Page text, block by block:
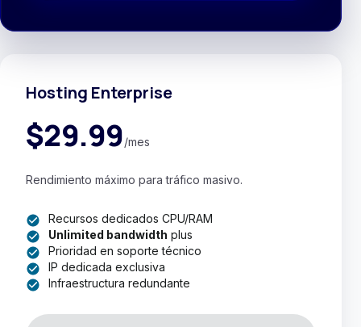
Hosting Enterprise
$29.99/mes
Rendimiento máximo para tráfico masivo.
Recursos dedicados CPU/RAM
Unlimited bandwidth plus
Prioridad en soporte técnico
IP dedicada exclusiva
Infraestructura redundante